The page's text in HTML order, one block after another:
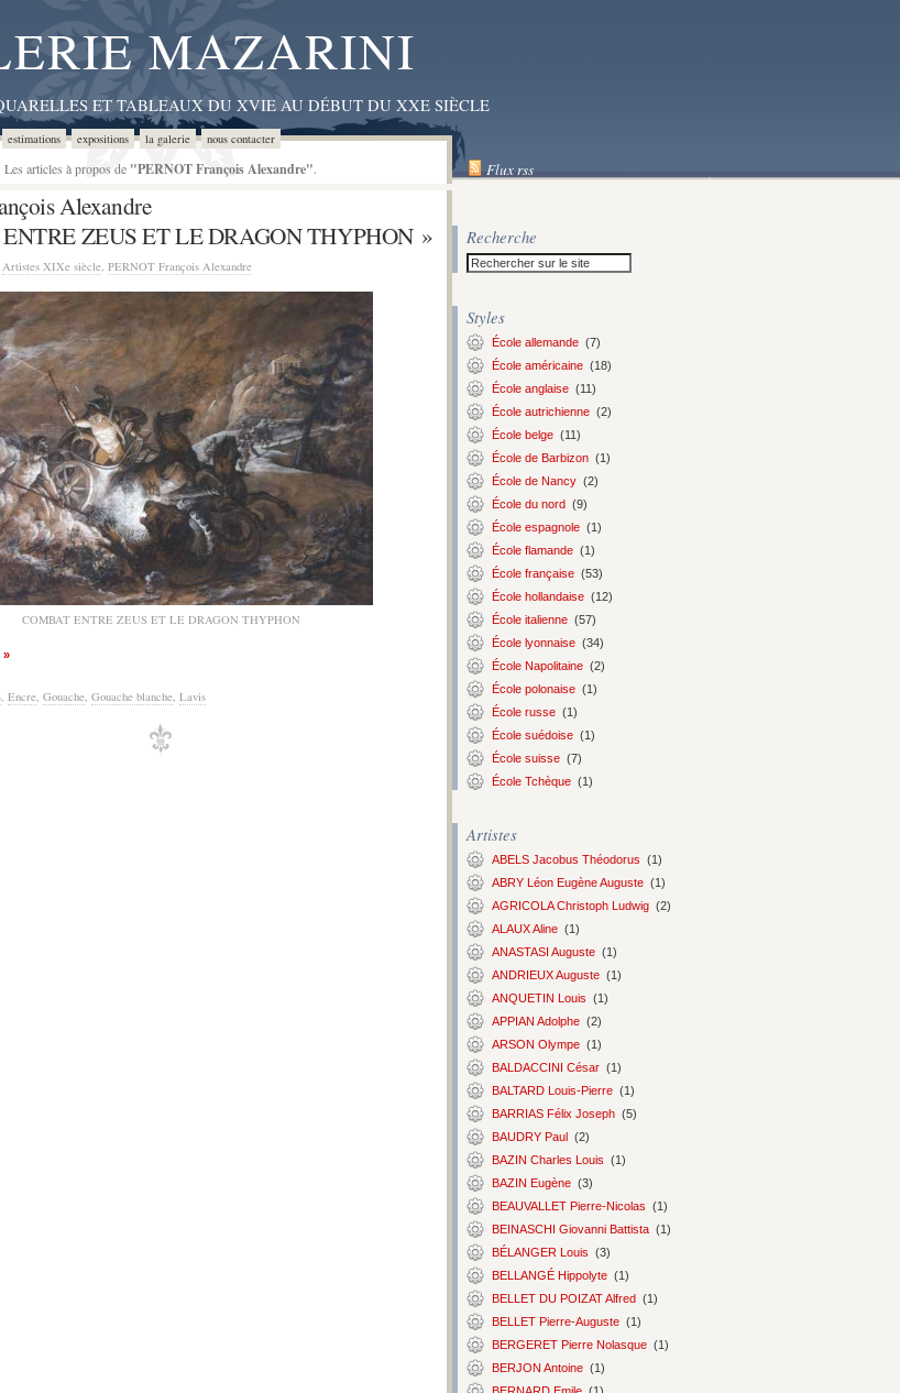
MAZARINI
ET TABLEAUX DU XVIE AU DÉBUT DU XXE SIÈCLE
estimations expositions la galerie nous contacter
Les articles à propos de "PERNOT François Alexandre". Flux rss
Alexandre
ZEUS ET LE DRAGON THYPHON »
Artistes XIXe siècle, PERNOT François Alexandre
COMBAT ENTRE ZEUS ET LE DRAGON THYPHON
»
, Encre, Gouache, Gouache blanche, Lavis
Recherche
Styles
École allemande (7)
École américaine (18)
École anglaise (11)
École autrichienne (2)
École belge (11)
École de Barbizon (1)
École de Nancy (2)
École du nord (9)
École espagnole (1)
École flamande (1)
École française (53)
École hollandaise (12)
École italienne (57)
École lyonnaise (34)
École Napolitaine (2)
École polonaise (1)
École russe (1)
École suédoise (1)
École suisse (7)
École Tchèque (1)
Artistes
ABELS Jacobus Théodorus (1)
ABRY Léon Eugène Auguste (1)
AGRICOLA Christoph Ludwig (2)
ALAUX Aline (1)
ANASTASI Auguste (1)
ANDRIEUX Auguste (1)
ANQUETIN Louis (1)
APPIAN Adolphe (2)
ARSON Olympe (1)
BALDACCINI César (1)
BALTARD Louis-Pierre (1)
BARRIAS Félix Joseph (5)
BAUDRY Paul (2)
BAZIN Charles Louis (1)
BAZIN Eugène (3)
BEAUVALLET Pierre-Nicolas (1)
BEINASCHI Giovanni Battista (1)
BÉLANGER Louis (3)
BELLANGÉ Hippolyte (1)
BELLET DU POIZAT Alfred (1)
BELLET Pierre-Auguste (1)
BERGERET Pierre Nolasque (1)
BERJON Antoine (1)